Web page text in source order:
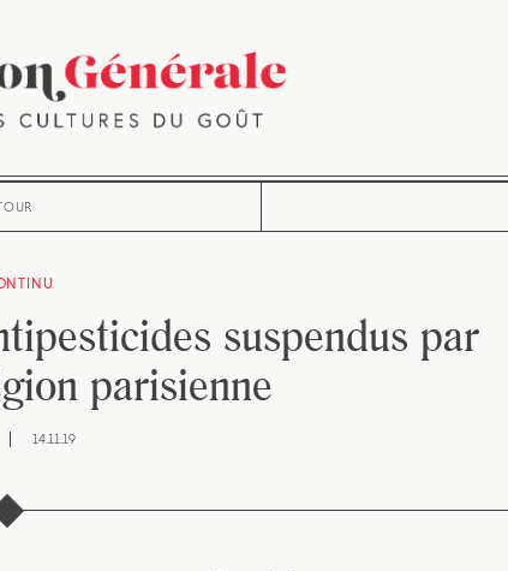
suspendus par
parisienne
14.11.19